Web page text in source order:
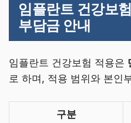
임플란트 건강보
부담금 안내
임플란트 건강보험 적용은
로 하며, 적용 범위와 본인
구분